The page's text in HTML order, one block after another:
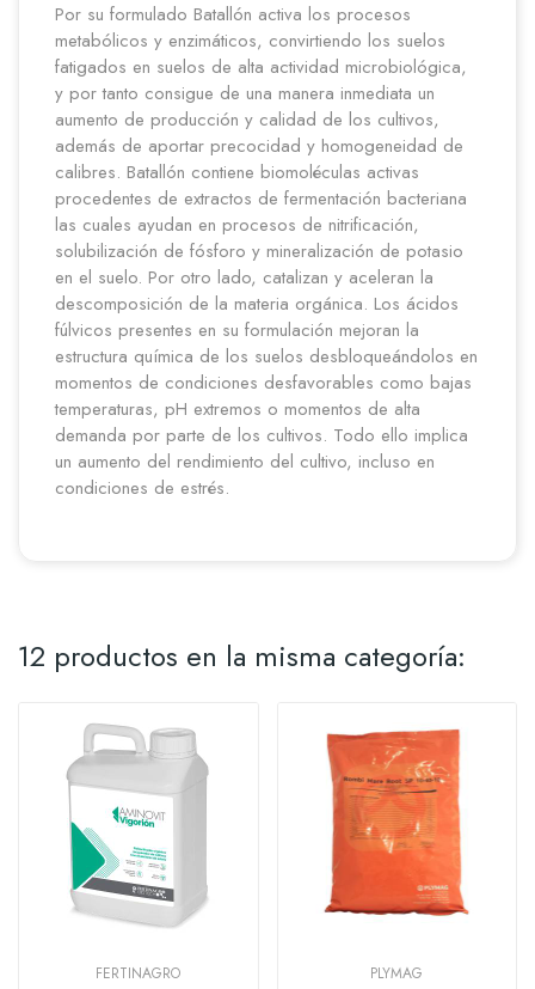
Por su formulado Batallón activa los procesos
metabólicos y enzimáticos, convirtiendo los suelos
fatigados en suelos de alta actividad microbiológica,
y por tanto consigue de una manera inmediata un
aumento de producción y calidad de los cultivos,
además de aportar precocidad y homogeneidad de
calibres. Batallón contiene biomoléculas activas
procedentes de extractos de fermentación bacteriana
las cuales ayudan en procesos de nitrificación,
solubilización de fósforo y mineralización de potasio
en el suelo. Por otro lado, catalizan y aceleran la
descomposición de la materia orgánica. Los ácidos
fúlvicos presentes en su formulación mejoran la
estructura química de los suelos desbloqueándolos en
momentos de condiciones desfavorables como bajas
temperaturas, pH extremos o momentos de alta
demanda por parte de los cultivos. Todo ello implica
un aumento del rendimiento del cultivo, incluso en
condiciones de estrés.
12 productos en la misma categoría:
FERTINAGRO PLYMAG